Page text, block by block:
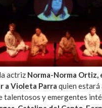
actriz Norma-Norma Ortiz,
a Violeta Parra quien estará
talentosos y emergentes